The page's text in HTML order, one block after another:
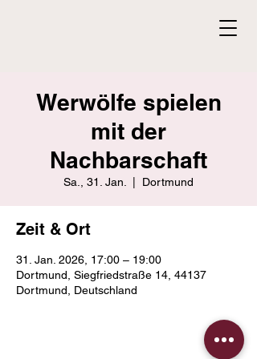
Werwölfe spielen
mit der
Nachbarschaft
Sa., 31. Jan. Dortmund
Zeit & Ort
31. Jan. 2026, 17:00 – 19:00
Dortmund, Siegfriedstraße 14, 44137
Dortmund, Deutschland